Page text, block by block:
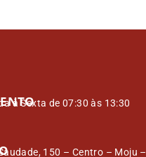
à Sexta de 07:30 às 13:30
150 – Centro – Moju –